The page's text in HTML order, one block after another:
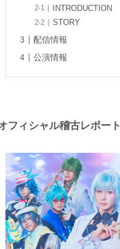
INTRODUCTION
STORY
配信情報
公演情報
フィシャル稽古レポート